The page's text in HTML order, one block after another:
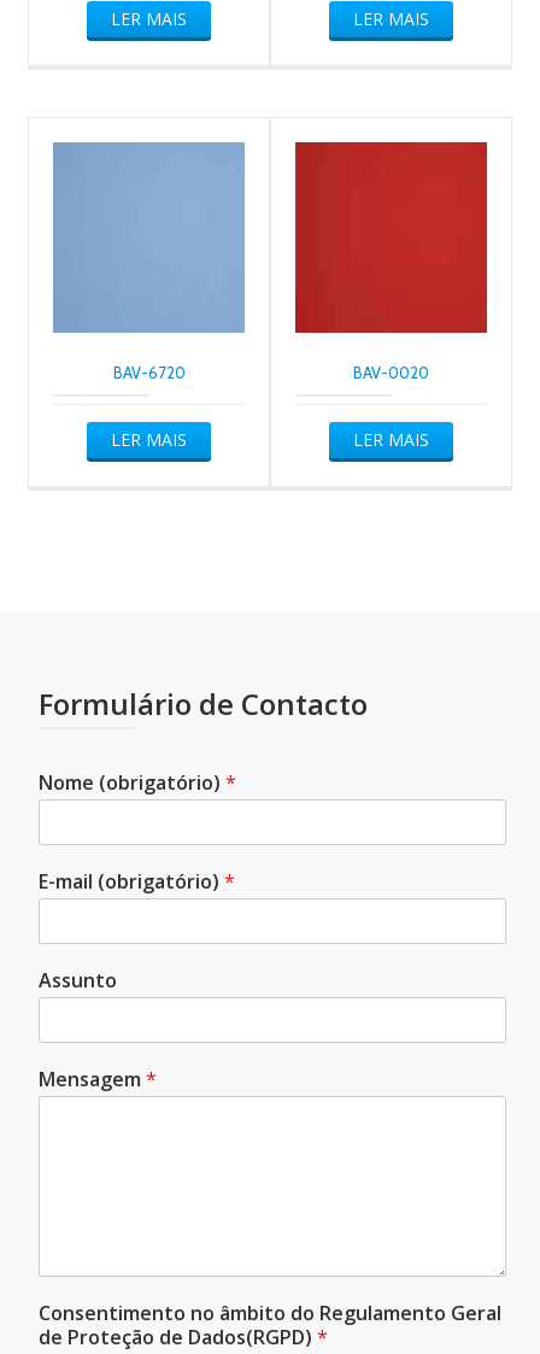
LER MAIS LER MAIS
BAV-6720
LER MAIS
BAV-0020
LER MAIS
Formulário de Contacto
Nome (obrigatório) *
E-mail (obrigatório) *
Assunto
Mensagem *
Consentimento no âmbito do Regulamento Geral
de Proteção de Dados(RGPD) *